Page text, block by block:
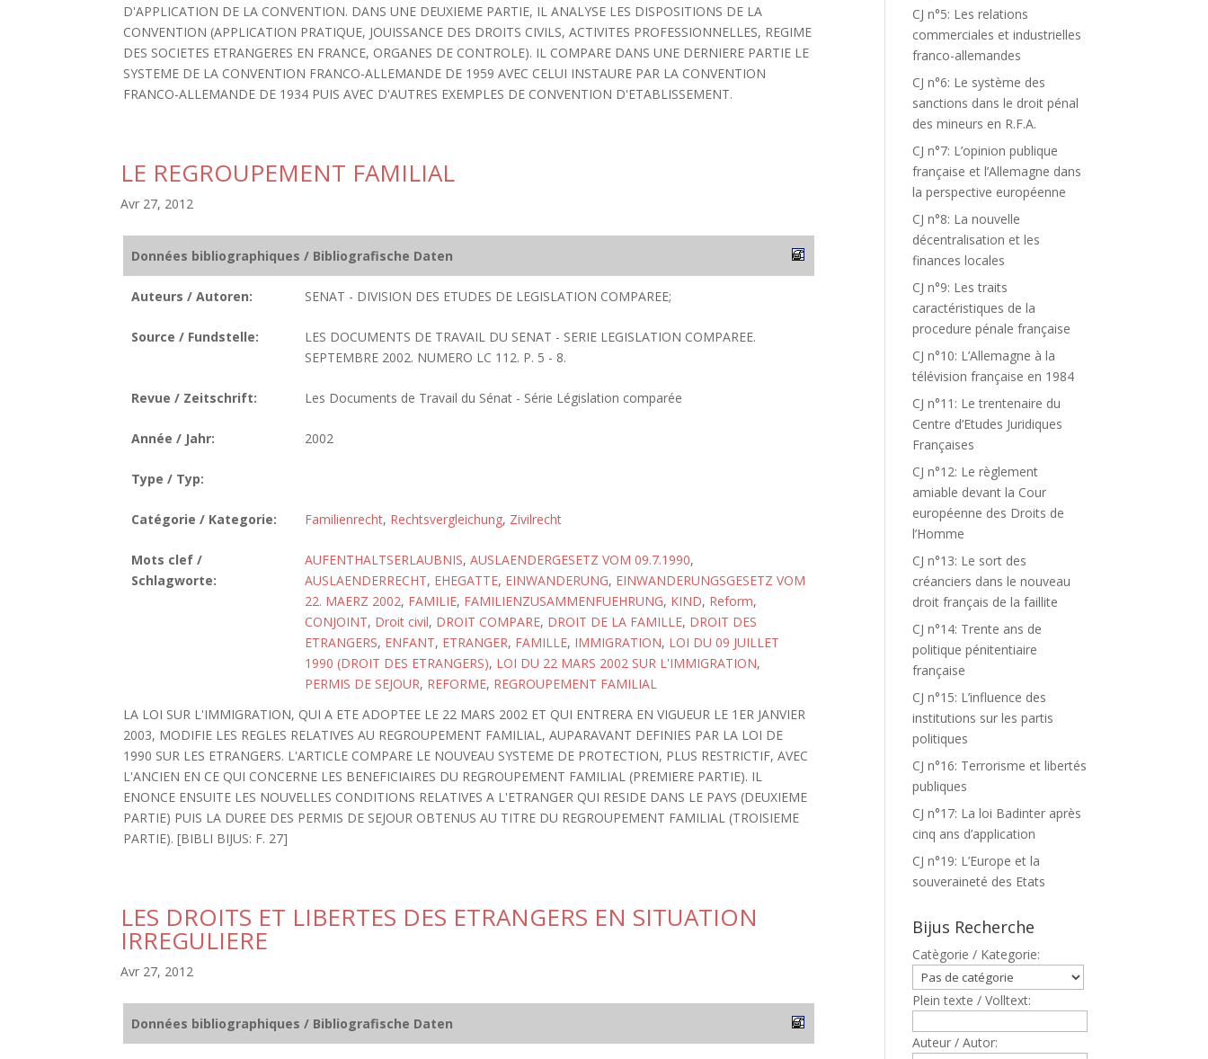
D'APPLICATION DE LA CONVENTION. DANS UNE DEUXIEME PARTIE, IL ANALYSE LES DISPOSITIONS DE LA
CONVENTION (APPLICATION PRATIQUE, JOUISSANCE DES DROITS CIVILS, ACTIVITES PROFESSIONNELLES, REGIME
DES SOCIETES ETRANGERES EN FRANCE, ORGANES DE CONTROLE). IL COMPARE DANS UNE DERNIERE PARTIE LE
SYSTEME DE LA CONVENTION FRANCO-ALLEMANDE DE 1959 AVEC CELUI INSTAURE PAR LA CONVENTION
FRANCO-ALLEMANDE DE 1934 PUIS AVEC D'AUTRES EXEMPLES DE CONVENTION D'ETABLISSEMENT.
LE REGROUPEMENT FAMILIAL
Avr 27, 2012
Données bibliographiques / Bibliografische Daten
Auteurs / Autoren: SENAT - DIVISION DES ETUDES DE LEGISLATION COMPAREE;
Source / Fundstelle:
LES DOCUMENTS DE TRAVAIL DU SENAT - SERIE LEGISLATION COMPAREE.
SEPTEMBRE 2002. NUMERO LC 112. P. 5 - 8.
Revue / Zeitschrift: Les Documents de Travail du Sénat - Série Législation comparée
Année / Jahr: 2002
Type / Typ:
Catégorie / Kategorie: Familienrecht, Rechtsvergleichung, Zivilrecht
Mots clef /
Schlagworte:
AUFENTHALTSERLAUBNIS, AUSLAENDERGESETZ VOM 09.7.1990,
AUSLAENDERRECHT, EHEGATTE, EINWANDERUNG, EINWANDERUNGSGESETZ VOM
22. MAERZ 2002, FAMILIE, FAMILIENZUSAMMENFUEHRUNG, KIND, Reform,
CONJOINT, Droit civil, DROIT COMPARE, DROIT DE LA FAMILLE, DROIT DES
ETRANGERS, ENFANT, ETRANGER, FAMILLE, IMMIGRATION, LOI DU 09 JUILLET
1990 (DROIT DES ETRANGERS), LOI DU 22 MARS 2002 SUR L'IMMIGRATION,
PERMIS DE SEJOUR, REFORME, REGROUPEMENT FAMILIAL
LA LOI SUR L'IMMIGRATION, QUI A ETE ADOPTEE LE 22 MARS 2002 ET QUI ENTRERA EN VIGUEUR LE 1ER JANVIER
2003, MODIFIE LES REGLES RELATIVES AU REGROUPEMENT FAMILIAL, AUPARAVANT DEFINIES PAR LA LOI DE
1990 SUR LES ETRANGERS. L'ARTICLE COMPARE LE NOUVEAU SYSTEME DE PROTECTION, PLUS RESTRICTIF, AVEC
L'ANCIEN EN CE QUI CONCERNE LES BENEFICIAIRES DU REGROUPEMENT FAMILIAL (PREMIERE PARTIE). IL
ENONCE ENSUITE LES NOUVELLES CONDITIONS RELATIVES A L'ETRANGER QUI RESIDE DANS LE PAYS (DEUXIEME
PARTIE) PUIS LA DUREE DES PERMIS DE SEJOUR OBTENUS AU TITRE DU REGROUPEMENT FAMILIAL (TROISIEME
PARTIE). [BIBLI BIJUS: F. 27]
LES DROITS ET LIBERTES DES ETRANGERS EN SITUATION
IRREGULIERE
Avr 27, 2012
Données bibliographiques / Bibliografische Daten
CJ n°5: Les relations
commerciales et industrielles
franco-allemandes
CJ n°6: Le système des
sanctions dans le droit pénal
des mineurs en R.F.A.
CJ n°7: L’opinion publique
française et l’Allemagne dans
la perspective européenne
CJ n°8: La nouvelle
décentralisation et les
finances locales
CJ n°9: Les traits
caractéristiques de la
procedure pénale française
CJ n°10: L’Allemagne à la
télévision française en 1984
CJ n°11: Le trentenaire du
Centre d’Etudes Juridiques
Françaises
CJ n°12: Le règlement
amiable devant la Cour
européenne des Droits de
l’Homme
CJ n°13: Le sort des
créanciers dans le nouveau
droit français de la faillite
CJ n°14: Trente ans de
politique pénitentiaire
française
CJ n°15: L’influence des
institutions sur les partis
politiques
CJ n°16: Terrorisme et libertés
publiques
CJ n°17: La loi Badinter après
cinq ans d’application
CJ n°19: L’Europe et la
souveraineté des Etats
Bijus Recherche
Catègorie / Kategorie:
Plein texte / Volltext:
Auteur / Autor: